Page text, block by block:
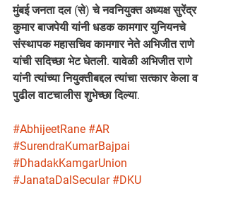
मुंबई जनता दल (से) चे नवनियुक्त अध्यक्ष सुरेंद्र
कुमार बाजपेयी यांनी धडक कामगार युनियनचे
संस्थापक महासचिव कामगार नेते अभिजीत राणे
यांची सदिच्छा भेट घेतली. यावेळी अभिजीत राणे
यांनी त्यांच्या नियुक्तीबद्दल त्यांचा सत्कार केला व
पुढील वाटचालीस शुभेच्छा दिल्या.
#AbhijeetRane #AR
#SurendraKumarBajpai
#DhadakKamgarUnion
#JanataDalSecular #DKU